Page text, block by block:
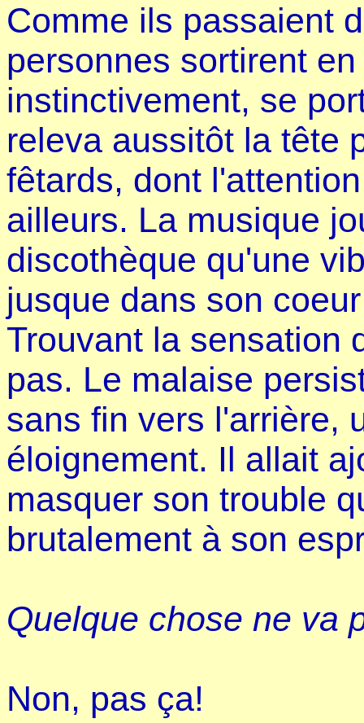
Comme ils passaient
personnes sortirent
instinctivement, se
releva aussitôt la tête
fêtards, dont
ailleurs. La musique
discothèque qu'une
jusque dans son
Trouvant la sensation
pas. Le malaise
sans fin vers l'arrière,
éloignement. Il allait
masquer son trouble
brutalement à son
Quelque chose ne va
Non, pas ça!